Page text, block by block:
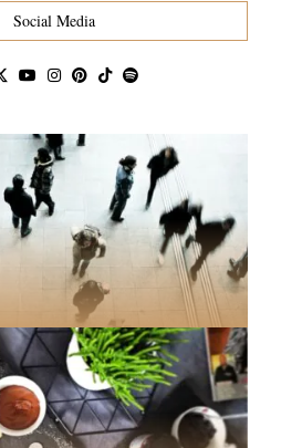
Social Media